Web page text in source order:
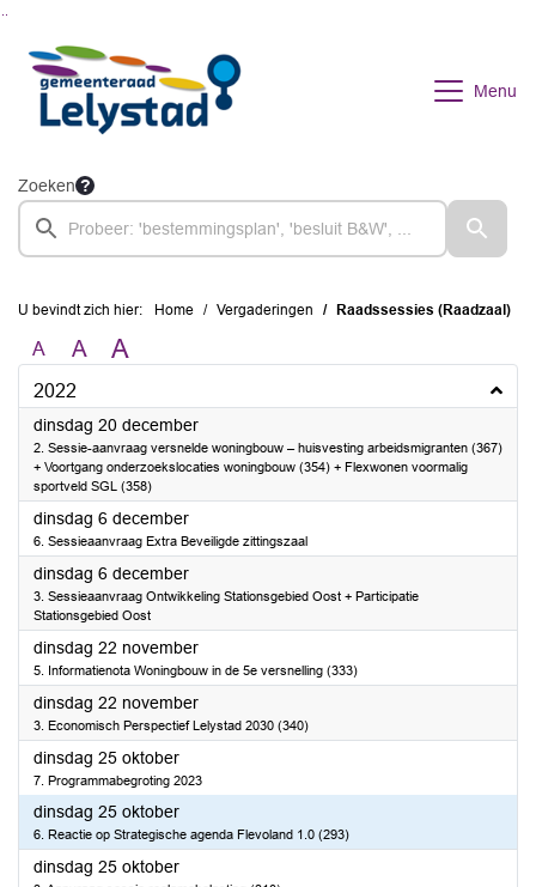
Menu
Zoeken
U bevindt zich hier: Home Vergaderingen Raadssessies (Raadzaal)
A A A
2022
dinsdag 20 december2022
2. Sessie-aanvraag versnelde woningbouw – huisvesting arbeidsmigranten (367)
+ Voortgang onderzoekslocaties woningbouw (354) + Flexwonen voormalig
sportveld SGL (358)
dinsdag 6 december2022
6. Sessieaanvraag Extra Beveiligde zittingszaal
dinsdag 6 december2022
3. Sessieaanvraag Ontwikkeling Stationsgebied Oost + Participatie
Stationsgebied Oost
dinsdag 22 november2022
5. Informatienota Woningbouw in de 5e versnelling (333)
dinsdag 22 november2022
3. Economisch Perspectief Lelystad 2030 (340)
dinsdag 25 oktober2022
7. Programmabegroting 2023
dinsdag 25 oktober2022
6. Reactie op Strategische agenda Flevoland 1.0 (293)
dinsdag 25 oktober2022